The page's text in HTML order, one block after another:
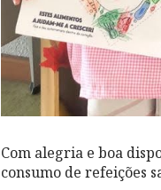
Com alegria e boa
consumo de refeições